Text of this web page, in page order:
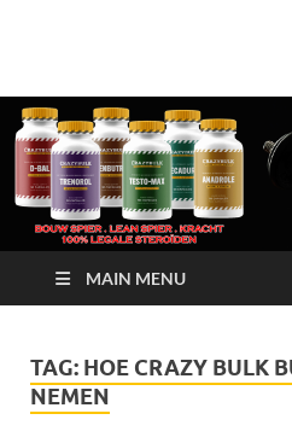
Crazy
Koop
Legale
België
MAIN MENU
TAG: HOE CRAZY BULK
NEMEN